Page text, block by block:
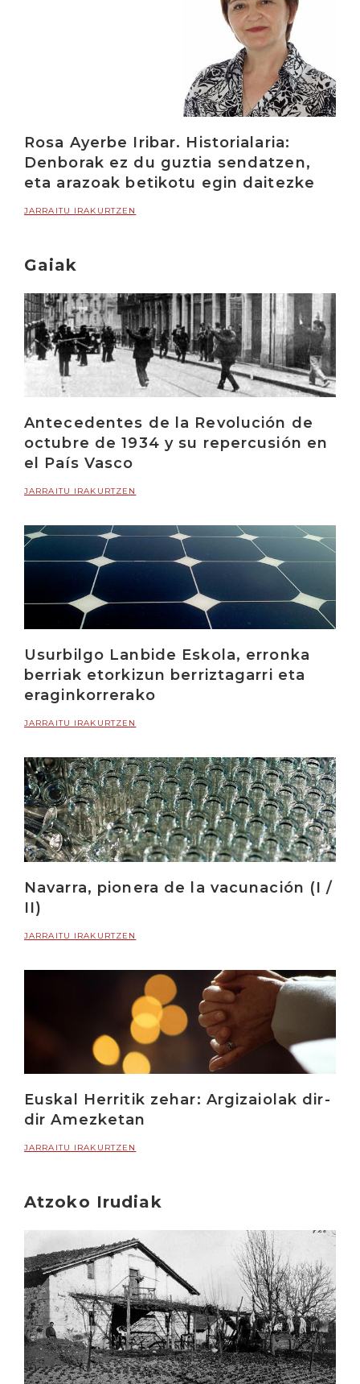
Rosa Ayerbe Iribar. Historialaria:
Denborak ez du guztia sendatzen,
eta arazoak betikotu egin daitezke
JARRAITU IRAKURTZEN
Gaiak
Antecedentes de la Revolución de
octubre de 1934 y su repercusión en
el País Vasco
JARRAITU IRAKURTZEN
Usurbilgo Lanbide Eskola, erronka
berriak etorkizun berriztagarri eta
eraginkorrerako
JARRAITU IRAKURTZEN
Navarra, pionera de la vacunación (I /
II)
JARRAITU IRAKURTZEN
Euskal Herritik zehar: Argizaiolak dir-
dir Amezketan
JARRAITU IRAKURTZEN
Atzoko Irudiak